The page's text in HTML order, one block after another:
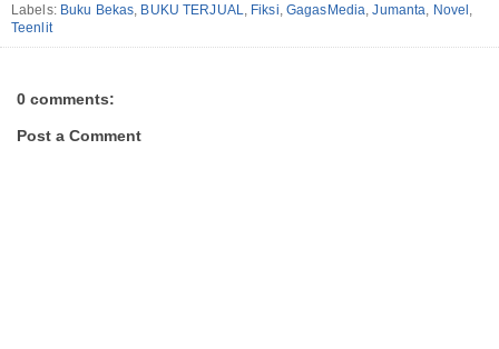
Labels: Buku Bekas, BUKU TERJUAL, Fiksi, GagasMedia,Jumanta, Novel ,
Teenlit
0 comments:
Post a Comment